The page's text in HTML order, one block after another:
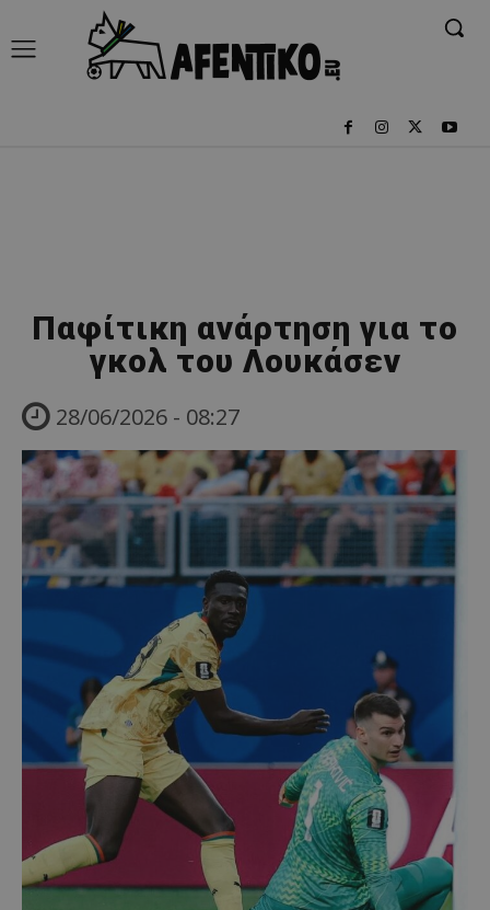
Παφίτικη ανάρτηση για το
γκολ του Λουκάσεν
28/06/2026 - 08:27